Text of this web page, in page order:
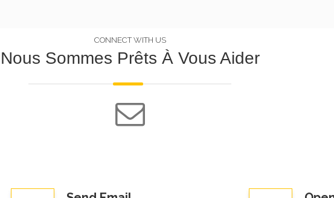
CONNECT WITH US
Nous Sommes Prêts À Vous Aider